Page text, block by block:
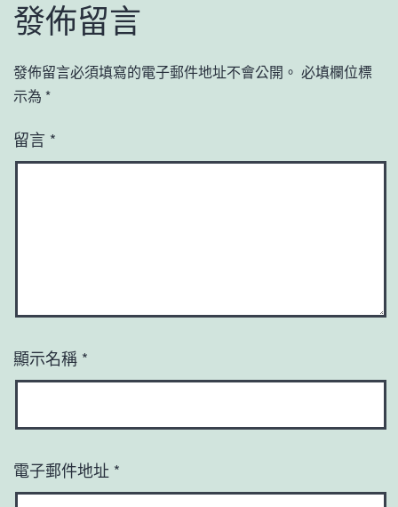
發佈留言
發佈留言必須填寫的電子郵件地址不會公開。 必填欄位標
示為 *
留言 *
顯示名稱 *
電子郵件地址 *